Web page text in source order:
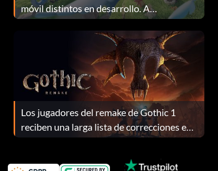
móvil distintos en desarrollo. A
continuación te explicamos por qué.
Los jugadores del remake de Gothic 1
reciben una larga lista de correcciones en
el parche 1.0.4